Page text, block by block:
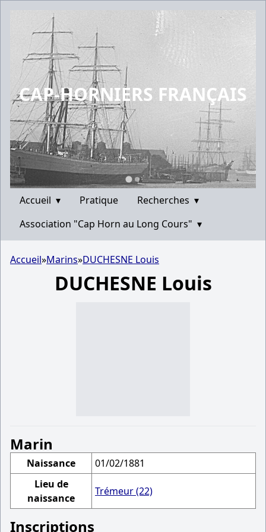
CAP-HORNIERS FRANÇAIS
Accueil ▾ Pratique Recherches ▾
Association "Cap Horn au Long Cours" ▾
Accueil»Marins»DUCHESNE Louis
DUCHESNE Louis
Marin
Naissance
01/02/1881
Lieu de
naissance
Trémeur (22)
Inscriptions